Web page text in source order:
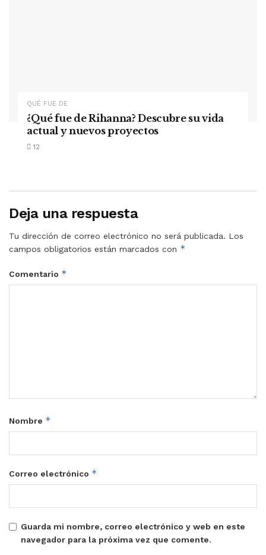
QUÉ FUE DE
¿Qué fue de Rihanna? Descubre su vida
actual y nuevos proyectos
12
Deja una respuesta
Tu dirección de correo electrónico no será publicada. Los
campos obligatorios están marcados con *
Comentario *
Nombre *
Correo electrónico *
Guarda mi nombre, correo electrónico y web en este
navegador para la próxima vez que comente.